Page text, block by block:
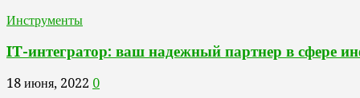
Инструменты
IT-интегратор: ваш надежный партнер в сфере
18 июня, 2022 0